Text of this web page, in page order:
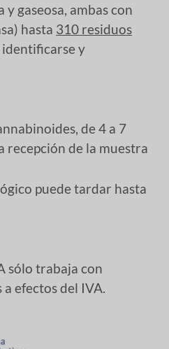
gaseosa, ambas con
hasta 310 residuos
identificarse y
de 4 a 7
recepción de la muestra
puede tardar hasta
sólo trabaja con
efectos del IVA.